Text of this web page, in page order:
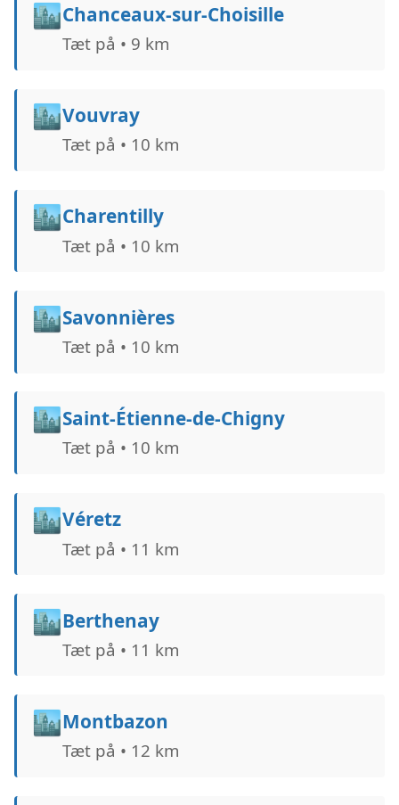
🏙️Chanceaux-sur-Choisille
Tæt på • 9 km
🏙️Vouvray
Tæt på • 10 km
🏙️Charentilly
Tæt på • 10 km
🏙️Savonnières
Tæt på • 10 km
🏙️Saint-Étienne-de-Chigny
Tæt på • 10 km
🏙️Véretz
Tæt på • 11 km
🏙️Berthenay
Tæt på • 11 km
🏙️Montbazon
Tæt på • 12 km